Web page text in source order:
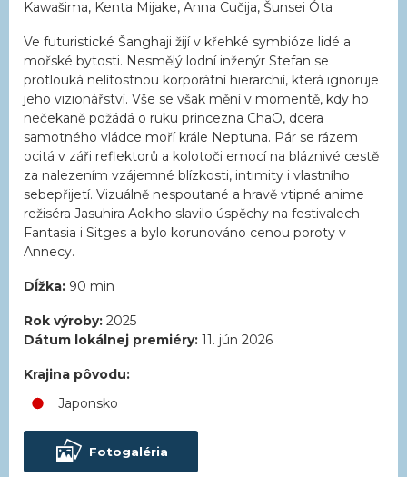
Kawašima, Kenta Mijake, Anna Cučija, Šunsei Óta
Ve futuristické Šanghaji žijí v křehké symbióze lidé a
mořské bytosti. Nesmělý lodní inženýr Stefan se
protlouká nelítostnou korporátní hierarchií, která ignoruje
jeho vizionářství. Vše se však mění v momentě, kdy ho
nečekaně požádá o ruku princezna ChaO, dcera
samotného vládce moří krále Neptuna. Pár se rázem
ocitá v záři reflektorů a kolotoči emocí na bláznivé cestě
za nalezením vzájemné blízkosti, intimity i vlastního
sebepřijetí. Vizuálně nespoutané a hravě vtipné anime
režiséra Jasuhira Aokiho slavilo úspěchy na festivalech
Fantasia i Sitges a bylo korunováno cenou poroty v
Annecy.
Dĺžka: 90 min
Rok výroby: 2025
Dátum lokálnej premiéry: 11. jún 2026
Krajina pôvodu:
Japonsko
Fotogaléria